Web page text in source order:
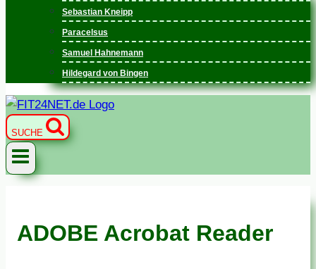
Sebastian Kneipp
Paracelsus
Samuel Hahnemann
Hildegard von Bingen
SUCHE
ADOBE Acrobat Reader